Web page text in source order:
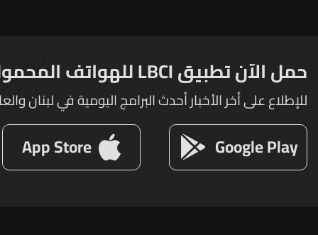
حمل الآن تطبيق LBCI للهواتف المحمولة
للإطلاع على أخر الأخبار أحدث البرامج اليومية في لبنان
Google Play
App Store